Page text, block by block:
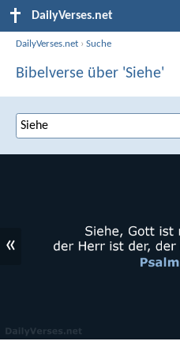
DailyVerses.net
DailyVerses.net ›Suche
Bibelverse über 'Siehe'
«